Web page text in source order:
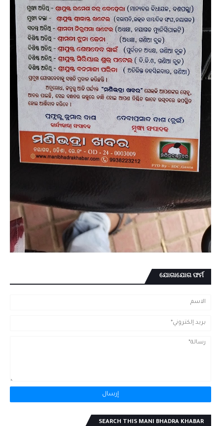
ଯୋଗାଯୋଗ ଫର୍ମ
SEARCH THIS MANI BHADRA KHABAR